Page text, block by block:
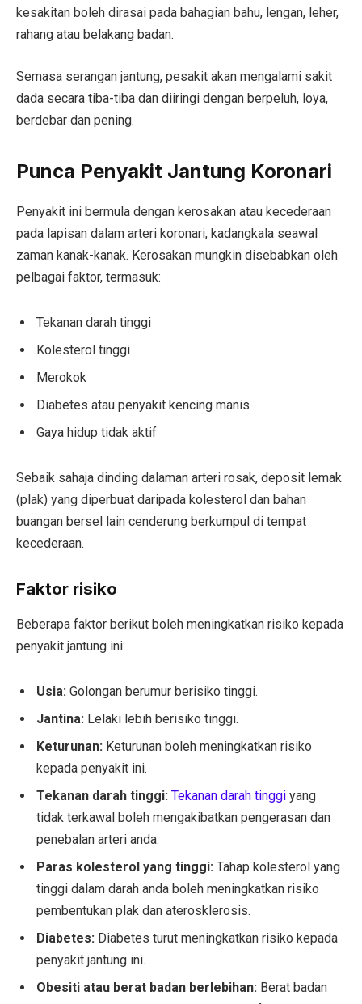
kesakitan boleh dirasai pada bahagian bahu, lengan, leher,
rahang atau belakang badan.
Semasa serangan jantung, pesakit akan mengalami sakit
dada secara tiba-tiba dan diiringi dengan berpeluh, loya,
berdebar dan pening.
Punca Penyakit Jantung Koronari
Penyakit ini bermula dengan kerosakan atau kecederaan
pada lapisan dalam arteri koronari, kadangkala seawal
zaman kanak-kanak. Kerosakan mungkin disebabkan oleh
pelbagai faktor, termasuk:
Tekanan darah tinggi
Kolesterol tinggi
Merokok
Diabetes atau penyakit kencing manis
Gaya hidup tidak aktif
Sebaik sahaja dinding dalaman arteri rosak, deposit lemak
(plak) yang diperbuat daripada kolesterol dan bahan
buangan bersel lain cenderung berkumpul di tempat
kecederaan.
Faktor risiko
Beberapa faktor berikut boleh meningkatkan risiko kepada
penyakit jantung ini:
Usia: Golongan berumur berisiko tinggi.
Jantina: Lelaki lebih berisiko tinggi.
Keturunan: Keturunan boleh meningkatkan risiko
kepada penyakit ini.
Tekanan darah tinggi: Tekanan darah tinggi yang
tidak terkawal boleh mengakibatkan pengerasan dan
penebalan arteri anda.
Paras kolesterol yang tinggi: Tahap kolesterol yang
tinggi dalam darah anda boleh meningkatkan risiko
pembentukan plak dan aterosklerosis.
Diabetes: Diabetes turut meningkatkan risiko kepada
penyakit jantung ini.
Obesiti atau berat badan berlebihan: Berat badan